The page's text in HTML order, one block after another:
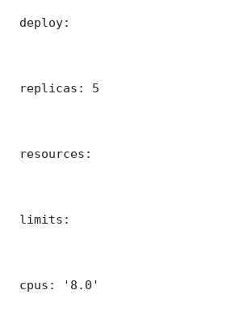
deploy:
replicas: 5
resources:
limits:
cpus: '8.0'